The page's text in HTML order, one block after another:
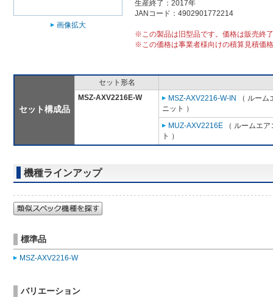
画像拡大
生産終了：2017年
JANコード：4902901772214
※この製品は旧型品です。価格は販売終
※この価格は事業者様向けの積算見積価
セット構成品
セット形名
MSZ-AXV2216E-W
MSZ-AXV2216-W-IN
（ ルー
ニット ）
MUZ-AXV2216E （ ルームエ
ト ）
機種ラインアップ
標準品
MSZ-AXV2216-W
バリエーション